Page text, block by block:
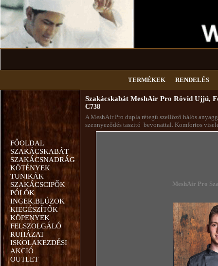
TERMÉKEK RENDELÉS
FŐOLDAL
SZAKÁCSKABÁT
SZAKÁCSNADRÁG
KÖTÉNYEK
TUNIKÁK
SZAKÁCSCIPŐK
PÓLÓK
INGEK,BLÚZOK
KIEGÉSZÍTŐK
KÖPENYEK
FELSZOLGÁLÓ
RUHÁZAT
ISKOLAKEZDÉSI
AKCIÓ
OUTLET
Szakácskabát MeshAir Pro Rövid Ujjú,
C738
A MeshAir Pro dupla rétegű szellőző hálós
szennyeződés taszitó bevonattal. Komfortos
MeshAir Pro